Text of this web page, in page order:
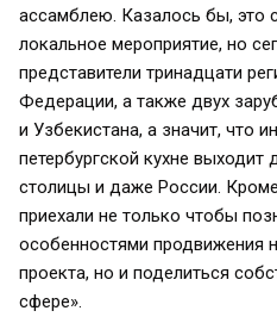
ассамблею. Казалось бы, это
локальное мероприятие, но
представители тринадцати
Федерации, а также двух
и Узбекистана, а значит, что
петербургской кухне
столицы и даже России.
приехали не только чтобы
особенностями продвижения
проекта, но и поделиться
сфере».